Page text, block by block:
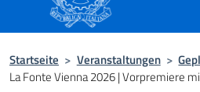
Startseite > Veranstaltungen >
La Fonte Vienna 2026 | Vorpremiere